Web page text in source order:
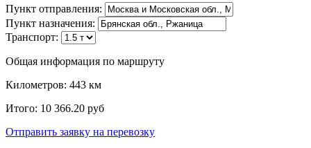
Пункт отправления:
Пункт назначения:
Транспорт:
Общая информация по маршруту
Километров: 443 км
Итого: 10 366.20 руб
Отправить заявку на перевозку